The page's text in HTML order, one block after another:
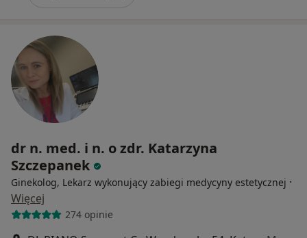
dr n. med. i n. o zdr. Katarzyna
Szczepanek
Ginekolog, Lekarz wykonujący zabiegi medycyny estetycznej ·
Więcej
274 opinie